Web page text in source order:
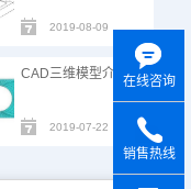
2019-08-09
CAD三维模型介绍
2019-07-22
在线咨询
销售热线